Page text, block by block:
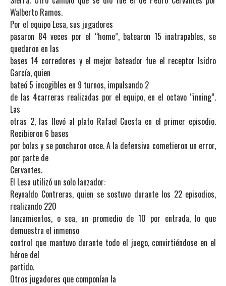
Walberto Ramos.
Por el equipo Lesa, sus jugadores
pasaron 84 veces por el “home”, batearon 15 inatrapables, se
quedaron en las
bases 14 corredores y el mejor bateador fue el receptor Isidro
García, quien
bateó 5 incogibles en 9 turnos, impulsando 2
de las 4carreras realizadas por el equipo, en el octavo “inning”.
Las
otras 2, las llevó al plato Rafael Cuesta en el primer episodio.
Recibieron 6 bases
por bolas y se poncharon once. A la defensiva cometieron un error,
por parte de
Cervantes.
El Lesa utilizó un solo lanzador:
Reynaldo Contreras, quien se sostuvo durante los 22 episodios,
realizando 220
lanzamientos, o sea, un promedio de 10 por entrada, lo que
demuestra el inmenso
control que mantuvo durante todo el juego, convirtiéndose en el
héroe del
partido.
Otros jugadores que componían la